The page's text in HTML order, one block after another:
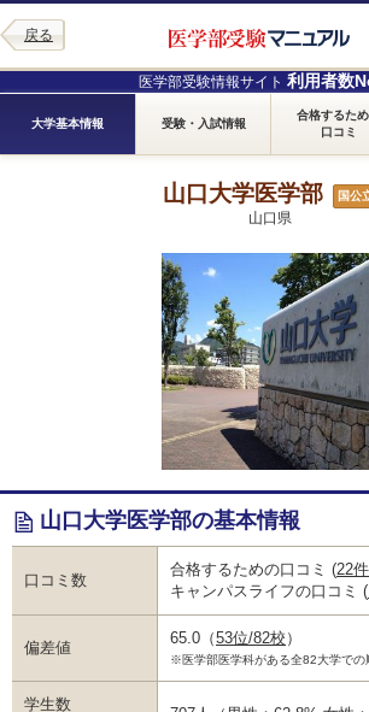
戻る
医学部受験情報サイト 利用者数
大学基本情報 受験・入試情報
合格するた
口コミ
山口大学医学部 国公
山口県
山口大学医学部の基本情報
口コミ数
合格するための口コミ (22件
キャンパスライフの口コミ (
偏差値
65.0 （53位/82校 ）
※医学部医学科がある全82大学での
学生数